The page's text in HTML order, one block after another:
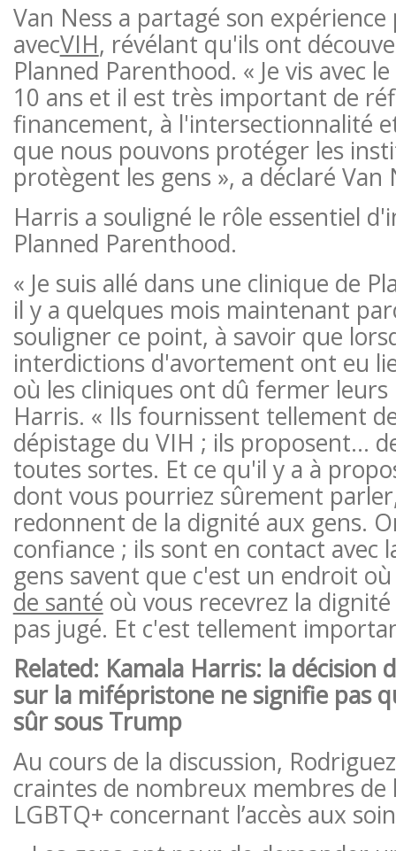
Van Ness a partagé son
avecVIH, révélant qu'ils ont
Planned Parenthood. « Je vis avec
10 ans et il est très important de
financement, à l'intersectionnalité
que nous pouvons protéger les
protègent les gens », a déclaré Van
Harris a souligné le rôle essentiel
Planned Parenthood.
« Je suis allé dans une clinique de
il y a quelques mois maintenant
souligner ce point, à savoir que
interdictions d'avortement ont eu
où les cliniques ont dû fermer leurs
Harris. « Ils fournissent tellement
dépistage du VIH ; ils proposent…
toutes sortes. Et ce qu'il y a à
dont vous pourriez sûrement
redonnent de la dignité aux gens.
confiance ; ils sont en contact avec
gens savent que c'est un endroit
de santé où vous recevrez la
pas jugé. Et c'est tellement
Related: Kamala Harris: la décision
sur la mifépristone ne signifie pas
sûr sous Trump
Au cours de la discussion,
craintes de nombreux membres
LGBTQ+ concernant l’accès aux